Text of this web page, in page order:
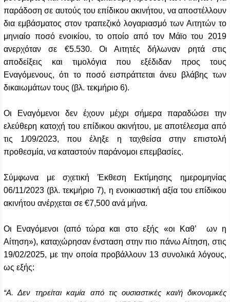
παράδοση σε αυτούς του επίδικου ακινήτου, να αποστέλλουν
δια εμβάσματος στον τραπεζικό λογαριασμό των Αιτητών το
μηνιαίο ποσό ενοικίου, το οποίο από τον Μάϊο του 2019
ανερχόταν σε €5.530. Οι Αιτητές δήλωναν ρητά στις
αποδείξεις και τιμολόγια που εξέδιδαν προς τους
Εναγόμενους, ότι το ποσό εισπράττεται άνευ βλάβης των
δικαιωμάτων τους (βλ. τεκμήριο 6).
Οι Εναγόμενοι δεν έχουν μέχρι σήμερα παραδώσει την
ελεύθερη κατοχή του επίδικου ακινήτου, με αποτέλεσμα από
τις 1/09/2023, που έληξε η ταχθείσα στην επιστολή
προθεσμία, να καταστούν παράνομοι επεμβασίες.
Σύμφωνα με σχετική Έκθεση Εκτίμησης ημερομηνίας
06/11/2023 (βλ. τεκμήριο 7), η ενοικιαστική αξία του επίδικου
ακινήτου ανέρχεται σε €7,500 ανά μήνα.
Οι Εναγόμενοι (από τώρα και στο εξής «οι Καθ’ ων η
Αίτηση»), καταχώρησαν ένσταση στην πιο πάνω Αίτηση, στις
19/02/2025, με την οποία προβάλλουν 13 συνολικά λόγους,
ως εξής:
“Α. Δεν τηρείται καμία από τις ουσιαστικές και/ή δικονομικές